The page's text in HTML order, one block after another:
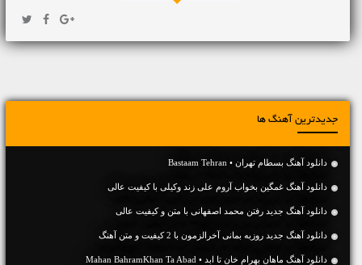
جدیدترین آهنگ ها
دانلود آهنگ بسطام تهران • Bastaam Tehran
دانلود آهنگ غمگین بخواب آروم علی زند وکیلی با کیفیت عالی
دانلود آهنگ جديد رفتن محمد اصفهانی با متن و کیفیت عالی
دانلود آهنگ جديد روزبه بمانی آخرالزمون با 2 کیفیت و متن آهنگ
دانلود آهنگ ماهان بهرام خان تا ابد • Mahan BahramKhan Ta Abad